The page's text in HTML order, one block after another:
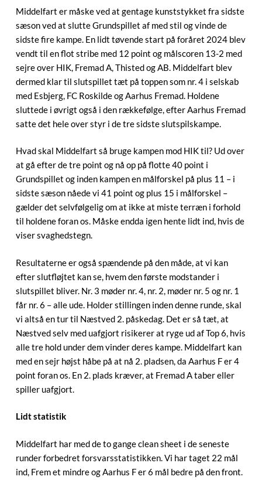
Middelfart er måske ved at gentage kunststykket fra sidste
sæson ved at slutte Grundspillet af med stil og vinde de
sidste fire kampe. En lidt tøvende start på foråret 2024 blev
vendt til en flot stribe med 12 point og målscoren 13-2 med
sejre over HIK, Fremad A, Thisted og AB. Middelfart blev
dermed klar til slutspillet tæt på toppen som nr. 4 i selskab
med Esbjerg, FC Roskilde og Aarhus Fremad. Holdene
sluttede i øvrigt også i den rækkefølge, efter Aarhus Fremad
satte det hele over styr i de tre sidste slutspilskampe.
Hvad skal Middelfart så bruge kampen mod HIK til? Ud over
at gå efter de tre point og nå op på flotte 40 point i
Grundspillet og inden kampen en målforskel på plus 11 – i
sidste sæson nåede vi 41 point og plus 15 i målforskel –
gælder det selvfølgelig om at ikke at miste terræn i forhold
til holdene foran os. Måske endda igen hente lidt ind, hvis de
viser svaghedstegn.
Resultaterne er også spændende på den måde, at vi kan
efter slutfløjtet kan se, hvem den første modstander i
slutspillet bliver. Nr. 3 møder nr. 4, nr. 2, møder nr. 5 og nr. 1
får nr. 6 – alle ude. Holder stillingen inden denne runde, skal
vi altså en tur til Næstved 2. påskedag. Det er så tæt, at
Næstved selv med uafgjort risikerer at ryge ud af Top 6, hvis
alle tre hold under dem vinder deres kampe. Middelfart kan
med en sejr højst håbe på at nå 2. pladsen, da Aarhus F er 4
point foran os. En 2. plads kræver, at Fremad A taber eller
spiller uafgjort.
Lidt statistik
Middelfart har med de to gange clean sheet i de seneste
runder forbedret forsvarsstatistikken. Vi har taget 22 mål
ind, Frem et mindre og Aarhus F er 6 mål bedre på den front.